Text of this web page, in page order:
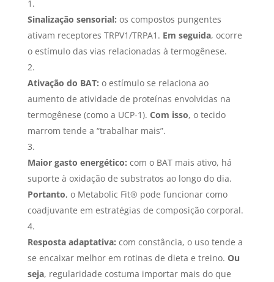
Sinalização sensorial: os compostos pungentes
ativam receptores TRPV1/TRPA1. Em seguida, ocorre
o estímulo das vias relacionadas à termogênese.
Ativação do BAT: o estímulo se relaciona ao
aumento de atividade de proteínas envolvidas na
termogênese (como a UCP-1). Com isso, o tecido
marrom tende a “trabalhar mais”.
Maior gasto energético: com o BAT mais ativo, há
suporte à oxidação de substratos ao longo do dia.
Portanto, o Metabolic Fit® pode funcionar como
coadjuvante em estratégias de composição corporal.
Resposta adaptativa: com constância, o uso tende a
se encaixar melhor em rotinas de dieta e treino. Ou
seja, regularidade costuma importar mais do que